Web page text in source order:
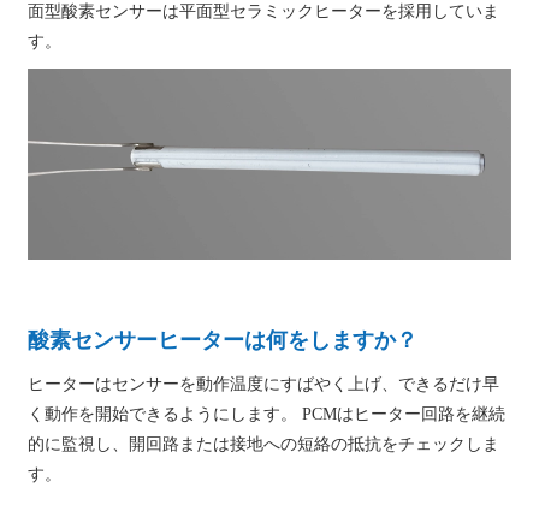
面型酸素センサーは平面型セラミックヒーターを採用していま
す。
酸素センサーヒーターは何をしますか？
ヒーターはセンサーを動作温度にすばやく上げ、できるだけ早
く動作を開始できるようにします。 PCMはヒーター回路を継続
的に監視し、開回路または接地への短絡の抵抗をチェックしま
す。